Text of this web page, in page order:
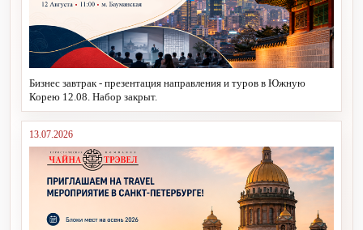
Бизнес завтрак - презентация направления и туров в Южную
Корею 12.08. Набор закрыт.
13.07.2026